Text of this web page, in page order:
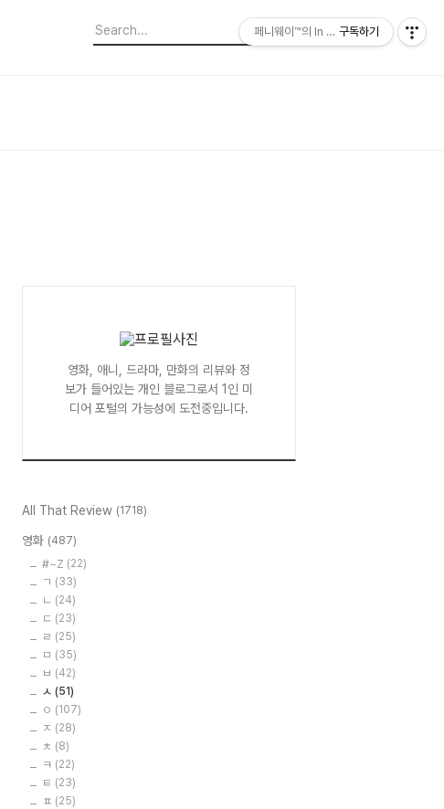
영화, 애니, 드라마, 만화의 리뷰와 정
보가 들어있는 개인 블로그로서 1인 미
디어 포털의 가능성에 도전중입니다.
All That Review (1718)
영화 (487)
#~Z (22)
ㄱ (33)
ㄴ (24)
ㄷ (23)
ㄹ (25)
ㅁ (35)
ㅂ (42)
ㅅ (51)
ㅇ (107)
ㅈ (28)
ㅊ (8)
ㅋ (22)
ㅌ (23)
ㅍ (25)
페니웨이™의 In This Film
구독하기